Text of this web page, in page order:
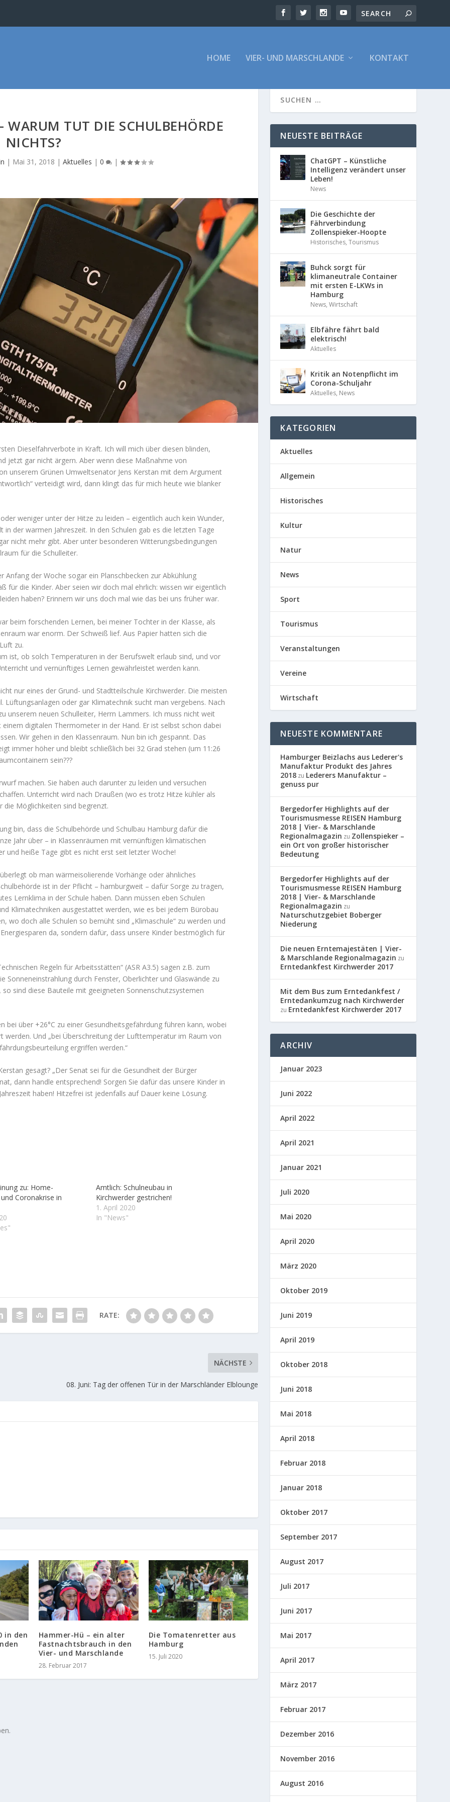
HOME VIER- UND MARSCHLANDE KONTAKT
WARUM TUT DIE SCHULBEHÖRDE
NICHTS?
| Mai 31, 2018 | Aktuelles | 0 |
Dieselfahrverbote in Kraft. Ich will mich über diesen blinden,
jetzt gar nicht ärgern. Aber wenn diese Maßnahme von
unserem Grünen Umweltsenator Jens Kerstan mit dem Argument
verteidigt wird, dann klingt das für mich heute wie blanker
weniger unter der Hitze zu leiden – eigentlich auch kein Wunder,
der warmen Jahreszeit. In den Schulen gab es die letzten Tage
nicht mehr gibt. Aber unter besonderen Witterungsbedingungen
für die Schulleiter.
Anfang der Woche sogar ein Planschbecken zur Abkühlung
für die Kinder. Aber seien wir doch mal ehrlich: wissen wir eigentlich
haben? Erinnern wir uns doch mal wie das bei uns früher war.
beim forschenden Lernen, bei meiner Tochter in der Klasse, als
war enorm. Der Schweiß lief. Aus Papier hatten sich die
zu.
ist, ob solch Temperaturen in der Berufswelt erlaub sind, und vor
und vernünftiges Lernen gewährleistet werden kann.
nur eines der Grund- und Stadtteilschule Kirchwerder. Die meisten
Lüftungsanlagen oder gar Klimatechnik sucht man vergebens. Nach
unserem neuen Schulleiter, Herrn Lammers. Ich muss nicht weit
digitalen Thermometer in der Hand. Er ist selbst schon dabei
Wir gehen in den Klassenraum. Nun bin ich gespannt. Das
immer höher und bleibt schließlich bei 32 Grad stehen (um 11:26
sein???
machen. Sie haben auch darunter zu leiden und versuchen
Unterricht wird nach Draußen (wo es trotz Hitze kühler als
die Möglichkeiten sind begrenzt.
bin, dass die Schulbehörde und Schulbau Hamburg dafür die
Jahr über – in Klassenräumen mit vernünftigen klimatischen
und heiße Tage gibt es nicht erst seit letzter Woche!
ob man wärmeisolierende Vorhänge oder ähnliches
ist in der Pflicht – hamburgweit – dafür Sorge zu tragen,
Lernklima in der Schule haben. Dann müssen eben Schulen
Klimatechniken ausgestattet werden, wie es bei jedem Bürobau
wo doch alle Schulen so bemüht sind „Klimaschule“ zu werden und
da, sondern dafür, dass unsere Kinder bestmöglich für
Regeln für Arbeitsstätten“ (ASR A3.5) sagen z.B. zum
Sonneneinstrahlung durch Fenster, Oberlichter und Glaswände zu
sind diese Bauteile mit geeigneten Sonnenschutzsystemen
bei über +26°C zu einer Gesundheitsgefährdung führen kann, wobei
werden. Und „bei Überschreitung der Lufttemperatur im Raum von
ergriffen werden.“
gesagt? „Der Senat sei für die Gesundheit der Bürger
dann handle entsprechend! Sorgen Sie dafür das unsere Kinder in
haben! Hitzefrei ist jedenfalls auf Dauer keine Lösung.
zu: Home-
Coronakrise in
Amtlich: Schulneubau in
Kirchwerder gestrichen!
1. April 2020
In "News"
RATE:
NÄCHSTE
08. Juni: Tag der offenen Tür in der Marschländer Elblounge
in den
Hammer-Hü – ein alter
Fastnachtsbrauch in den
Vier- und Marschlande
28. Februar 2017
Die Tomatenretter aus
Hamburg
15. Juli 2020
NEUESTE BEITRÄGE
ChatGPT – Künstliche
Intelligenz verändert unser
Leben!
News
Die Geschichte der
Fährverbindung
Zollenspieker-Hoopte
Historisches,Tourismus
Buhck sorgt für
klimaneutrale Container
mit ersten E-LKWs in
Hamburg
News,Wirtschaft
Elbfähre fährt bald
elektrisch!
Aktuelles
Kritik an Notenpflicht im
Corona-Schuljahr
Aktuelles, News
KATEGORIEN
Aktuelles
Allgemein
Historisches
Kultur
Natur
News
Sport
Tourismus
Veranstaltungen
Vereine
Wirtschaft
NEUESTE KOMMENTARE
Hamburger Beizlachs aus Lederer's
Manufaktur Produkt des Jahres
2018 zu Lederers Manufaktur –
genuss pur
Bergedorfer Highlights auf der
Tourismusmesse REISEN Hamburg
2018 | Vier- & Marschlande
Regionalmagazin zu Zollenspieker –
ein Ort von großer historischer
Bedeutung
Bergedorfer Highlights auf der
Tourismusmesse REISEN Hamburg
2018 | Vier- & Marschlande
Regionalmagazin zu
Naturschutzgebiet Boberger
Niederung
Die neuen Erntemajestäten | Vier-
& Marschlande Regionalmagazin zu
Erntedankfest Kirchwerder 2017
Mit dem Bus zum Erntedankfest /
Erntedankumzug nach Kirchwerder
zu Erntedankfest Kirchwerder 2017
ARCHIV
Januar 2023
Juni 2022
April 2022
April 2021
Januar 2021
Juli 2020
Mai 2020
April 2020
März 2020
Oktober 2019
Juni 2019
April 2019
Oktober 2018
Juni 2018
Mai 2018
April 2018
Februar 2018
Januar 2018
Oktober 2017
September 2017
August 2017
Juli 2017
Juni 2017
Mai 2017
April 2017
März 2017
Februar 2017
Dezember 2016
November 2016
August 2016